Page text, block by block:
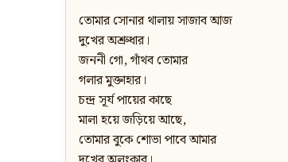
তোমার সোনার থালায় সাজাব আজ
দুখের অশ্রুধার।
জননী গো, গাঁথব তোমার
গলার মুক্তাহার।
চন্দ্র সূর্য পায়ের কাছে
মালা হয়ে জড়িয়ে আছে,
তোমার বুকে শোভা পাবে আমার